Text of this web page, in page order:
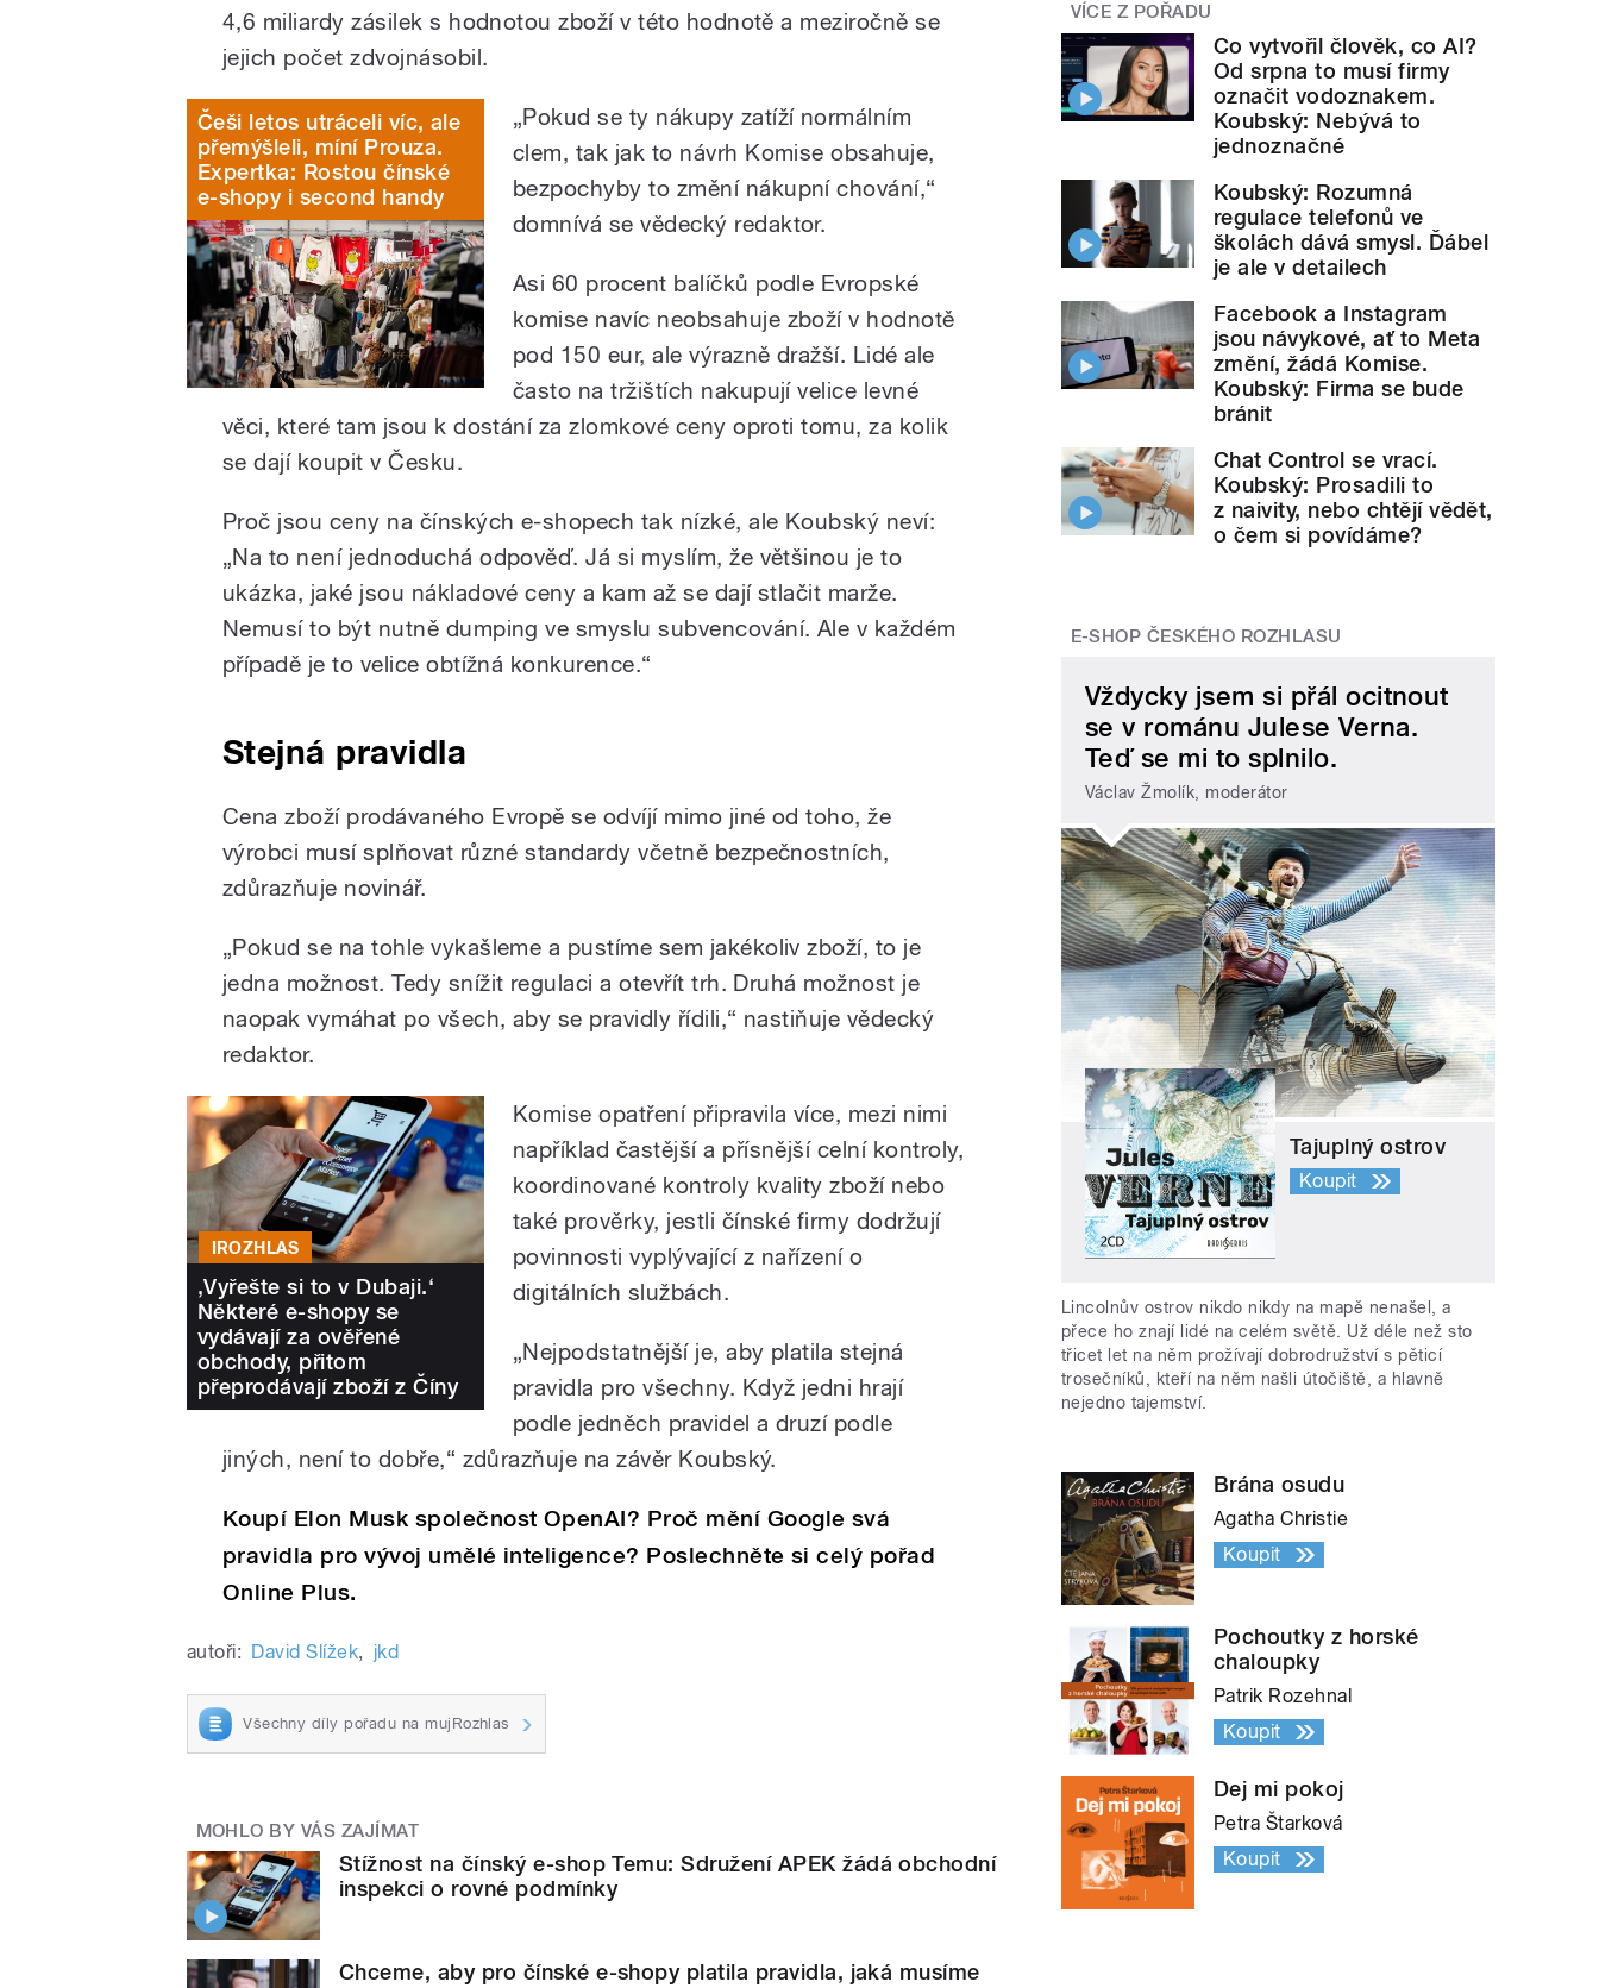
4,6 miliardy zásilek s hodnotou zboží v této hodnotě a meziročně se
jejich počet zdvojnásobil.
Češi letos utráceli víc, ale
přemýšleli, míní Prouza.
Expertka: Rostou čínské
e-shopy i second handy
„Pokud se ty nákupy zatíží normálním
clem, tak jak to návrh Komise obsahuje,
bezpochyby to změní nákupní chování,“
domnívá se vědecký redaktor.
Asi 60 procent balíčků podle Evropské
komise navíc neobsahuje zboží v hodnotě
pod 150 eur, ale výrazně dražší. Lidé ale
často na tržištích nakupují velice levné
věci, které tam jsou k dostání za zlomkové ceny oproti tomu, za kolik
se dají koupit v Česku.
Proč jsou ceny na čínských e-shopech tak nízké, ale Koubský neví:
„Na to není jednoduchá odpověď. Já si myslím, že většinou je to
ukázka, jaké jsou nákladové ceny a kam až se dají stlačit marže.
Nemusí to být nutně dumping ve smyslu subvencování. Ale v každém
případě je to velice obtížná konkurence.“
Stejná pravidla
Cena zboží prodávaného Evropě se odvíjí mimo jiné od toho, že
výrobci musí splňovat různé standardy včetně bezpečnostních,
zdůrazňuje novinář.
„Pokud se na tohle vykašleme a pustíme sem jakékoliv zboží, to je
jedna možnost. Tedy snížit regulaci a otevřít trh. Druhá možnost je
naopak vymáhat po všech, aby se pravidly řídili,“ nastiňuje vědecký
redaktor.
IROZHLAS
‚Vyřešte si to v Dubaji.‘
Některé e-shopy se
vydávají za ověřené
obchody, přitom
přeprodávají zboží z Číny
Komise opatření připravila více, mezi nimi
například častější a přísnější celní kontroly,
koordinované kontroly kvality zboží nebo
také prověrky, jestli čínské firmy dodržují
povinnosti vyplývající z nařízení o
digitálních službách.
„Nejpodstatnější je, aby platila stejná
pravidla pro všechny. Když jedni hrají
podle jedněch pravidel a druzí podle
jiných, není to dobře,“ zdůrazňuje na závěr Koubský.
Koupí Elon Musk společnost OpenAI? Proč mění Google svá
pravidla pro vývoj umělé inteligence? Poslechněte si celý pořad
Online Plus.
autoři: David Slížek, jkd
Všechny díly pořadu na mujRozhlas
MOHLO BY VÁS ZAJÍMAT
Stížnost na čínský e-shop Temu: Sdružení APEK žádá obchodní
inspekci o rovné podmínky
Chceme, aby pro čínské e-shopy platila pravidla, jaká musíme
VÍCE Z POŘADU
Co vytvořil člověk, co AI?
Od srpna to musí firmy
označit vodoznakem.
Koubský: Nebývá to
jednoznačné
Koubský: Rozumná
regulace telefonů ve
školách dává smysl. Ďábel
je ale v detailech
Facebook a Instagram
jsou návykové, ať to Meta
změní, žádá Komise.
Koubský: Firma se bude
bránit
Chat Control se vrací.
Koubský: Prosadili to
z naivity, nebo chtějí vědět,
o čem si povídáme?
E-SHOP ČESKÉHO ROZHLASU
Vždycky jsem si přál ocitnout
se v románu Julese Verna.
Teď se mi to splnilo.
Václav Žmolík, moderátor
Tajuplný ostrov
Koupit
Lincolnův ostrov nikdo nikdy na mapě nenašel, a
přece ho znají lidé na celém světě. Už déle než sto
třicet let na něm prožívají dobrodružství s pěticí
trosečníků, kteří na něm našli útočiště, a hlavně
nejedno tajemství.
Brána osudu
Agatha Christie
Koupit
Pochoutky z horské
chaloupky
Patrik Rozehnal
Koupit
Dej mi pokoj
Petra Štarková
Koupit